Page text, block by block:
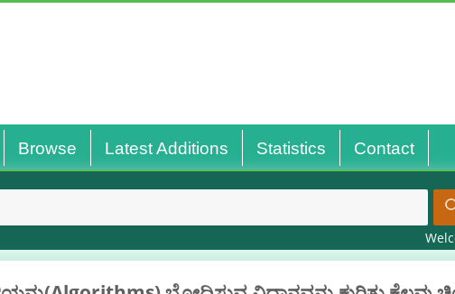
Browse Latest Additions Statistics Contact